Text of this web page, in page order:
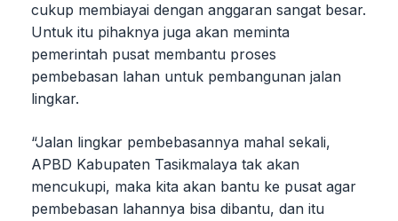
cukup membiayai dengan anggaran sangat besar.
Untuk itu pihaknya juga akan meminta
pemerintah pusat membantu proses
pembebasan lahan untuk pembangunan jalan
lingkar.
“Jalan lingkar pembebasannya mahal sekali,
APBD Kabupaten Tasikmalaya tak akan
mencukupi, maka kita akan bantu ke pusat agar
pembebasan lahannya bisa dibantu, dan itu